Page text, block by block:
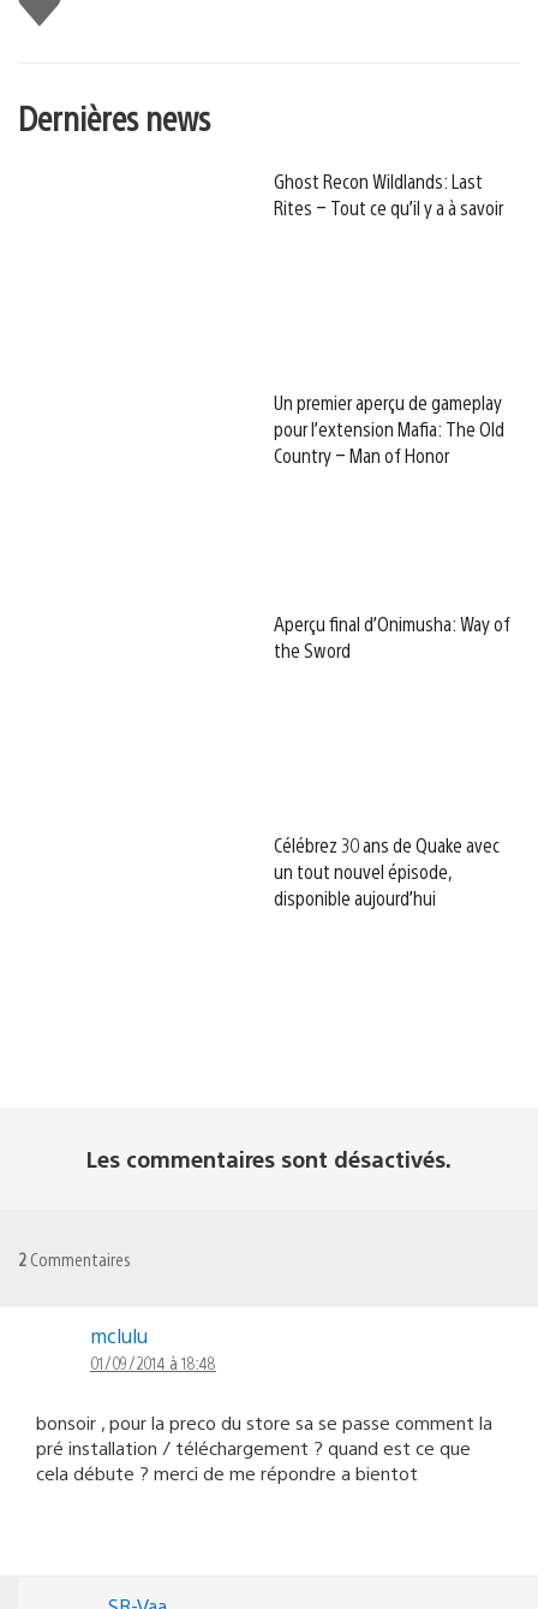
Dernières news
Ghost Recon Wildlands: Last
Rites – Tout ce qu’il y a à savoir
Un premier aperçu de gameplay
pour l’extension Mafia: The Old
Country – Man of Honor
Aperçu final d’Onimusha: Way of
the Sword
Célébrez 30 ans de Quake avec
un tout nouvel épisode,
disponible aujourd’hui
Les commentaires sont désactivés.
2 Commentaires
mclulu
01/09/2014 à 18:48
bonsoir , pour la preco du store sa se passe comment la
pré installation / téléchargement ? quand est ce que
cela débute ? merci de me répondre a bientot